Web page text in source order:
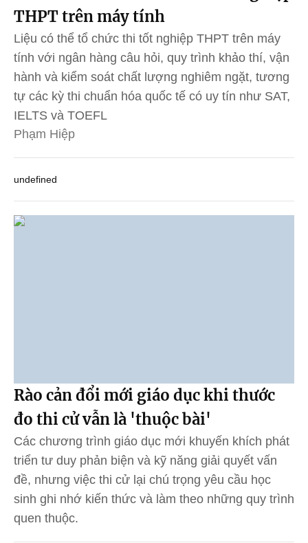
THPT trên máy tính
Liệu có thể tổ chức thi tốt nghiệp THPT trên máy
tính với ngân hàng câu hỏi, quy trình khảo thí, vận
hành và kiểm soát chất lượng nghiêm ngặt, tương
tự các kỳ thi chuẩn hóa quốc tế có uy tín như SAT,
IELTS và TOEFL
Phạm Hiệp
undefined
Rào cản đổi mới giáo dục khi thước
đo thi cử vẫn là 'thuộc bài'
Các chương trình giáo dục mới khuyến khích phát
triển tư duy phản biện và kỹ năng giải quyết vấn
đề, nhưng việc thi cử lại chú trọng yêu cầu học
sinh ghi nhớ kiến thức và làm theo những quy trình
quen thuộc.